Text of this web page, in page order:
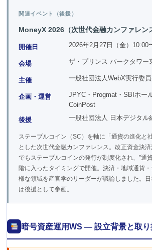
関連イベント（後援）
MoneyX 2026（次世代金融カンファレン
開催日 2026年2月27日（金）10:00
会場 ザ・プリンス パークタワー
主催 一般社団法人WebX実行委
企画・運営
JPYC・Progmat・SBIホー
CoinPost
後援
一般社団法人 日本デジタル
ステーブルコイン（SC）を軸に「通貨の進化と
とした次世代金融カンファレンス。改正資金決
でもステーブルコインの発行が制度化され、”通
階に入ったタイミングで開催。決済・地域通貨
様な領域を産官学のリーダーが議論しました。
は後援として参画。
暗号資産運用WS ― 設立背景と取り